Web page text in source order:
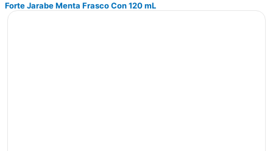
Forte Jarabe Menta Frasco Con 120 mL